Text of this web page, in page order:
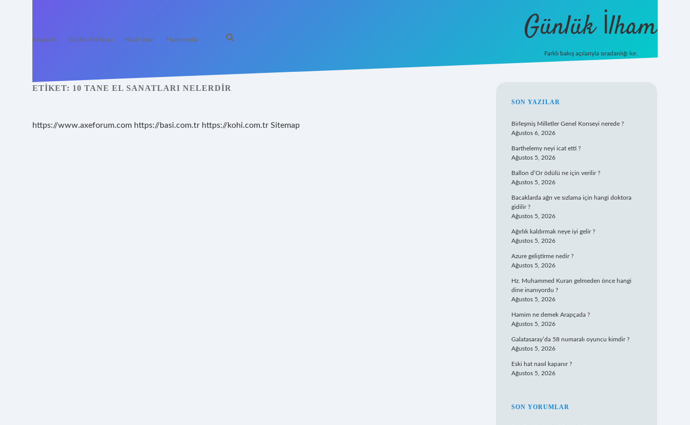
Anasayfa Gizlilik Politikası Yasal Uyarı Hakkımızda Günlük İlham
Farklı bakış açılarıyla sıradanlığı kır.
ETIKET: 10 TANE EL SANATLARI NELERDIR
https://www.axeforum.com https://basi.com.tr https://kohi.com.tr Sitemap
SIDEBAR
SON YAZILAR
Birleşmiş Milletler Genel Konseyi nerede ?
Ağustos 6, 2026
Barthelemy neyi icat etti ?
Ağustos 5, 2026
Ballon d’Or ödülü ne için verilir ?
Ağustos 5, 2026
Bacaklarda ağrı ve sızlama için hangi doktora
gidilir ?
Ağustos 5, 2026
Ağırlık kaldırmak neye iyi gelir ?
Ağustos 5, 2026
Azure geliştirme nedir ?
Ağustos 5, 2026
Hz. Muhammed Kuran gelmeden önce hangi
dine inanıyordu ?
Ağustos 5, 2026
Hamim ne demek Arapçada ?
Ağustos 5, 2026
Galatasaray’da 58 numaralı oyuncu kimdir ?
Ağustos 5, 2026
Eski hat nasıl kapanır ?
Ağustos 5, 2026
SON YORUMLAR